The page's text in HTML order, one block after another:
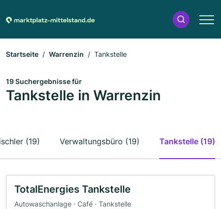
Startseite Warrenzin Tankstelle
19 Suchergebnisse für
Tankstelle in Warrenzin
(19) Verwaltungsbüro (19) Tankstelle (19)
TotalEnergies Tankstelle
Autowaschanlage · Café · Tankstelle